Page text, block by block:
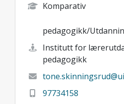
Komparativ
pedagogikk/
Institutt for
pedagogikk
97734158